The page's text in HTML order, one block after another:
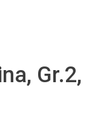
Gr.2,